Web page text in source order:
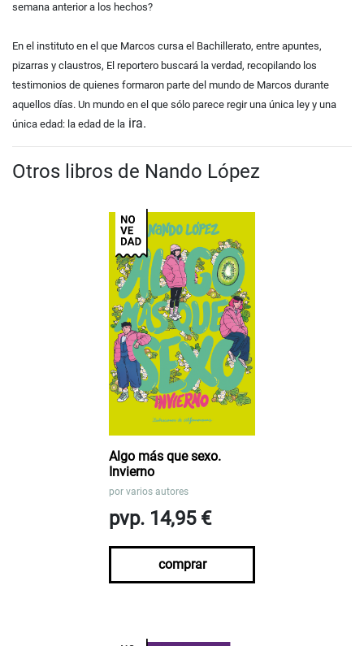
semana anterior a los hechos?
En el instituto en el que Marcos cursa el Bachillerato, entre apuntes,
pizarras y claustros, El reportero buscará la verdad, recopilando los
testimonios de quienes formaron parte del mundo de Marcos durante
aquellos días. Un mundo en el que sólo parece regir una única ley y una
única edad: la edad de la ira.
Otros libros de Nando López
Algo más que sexo.
Invierno
por varios autores
pvp. 14,95 €
comprar